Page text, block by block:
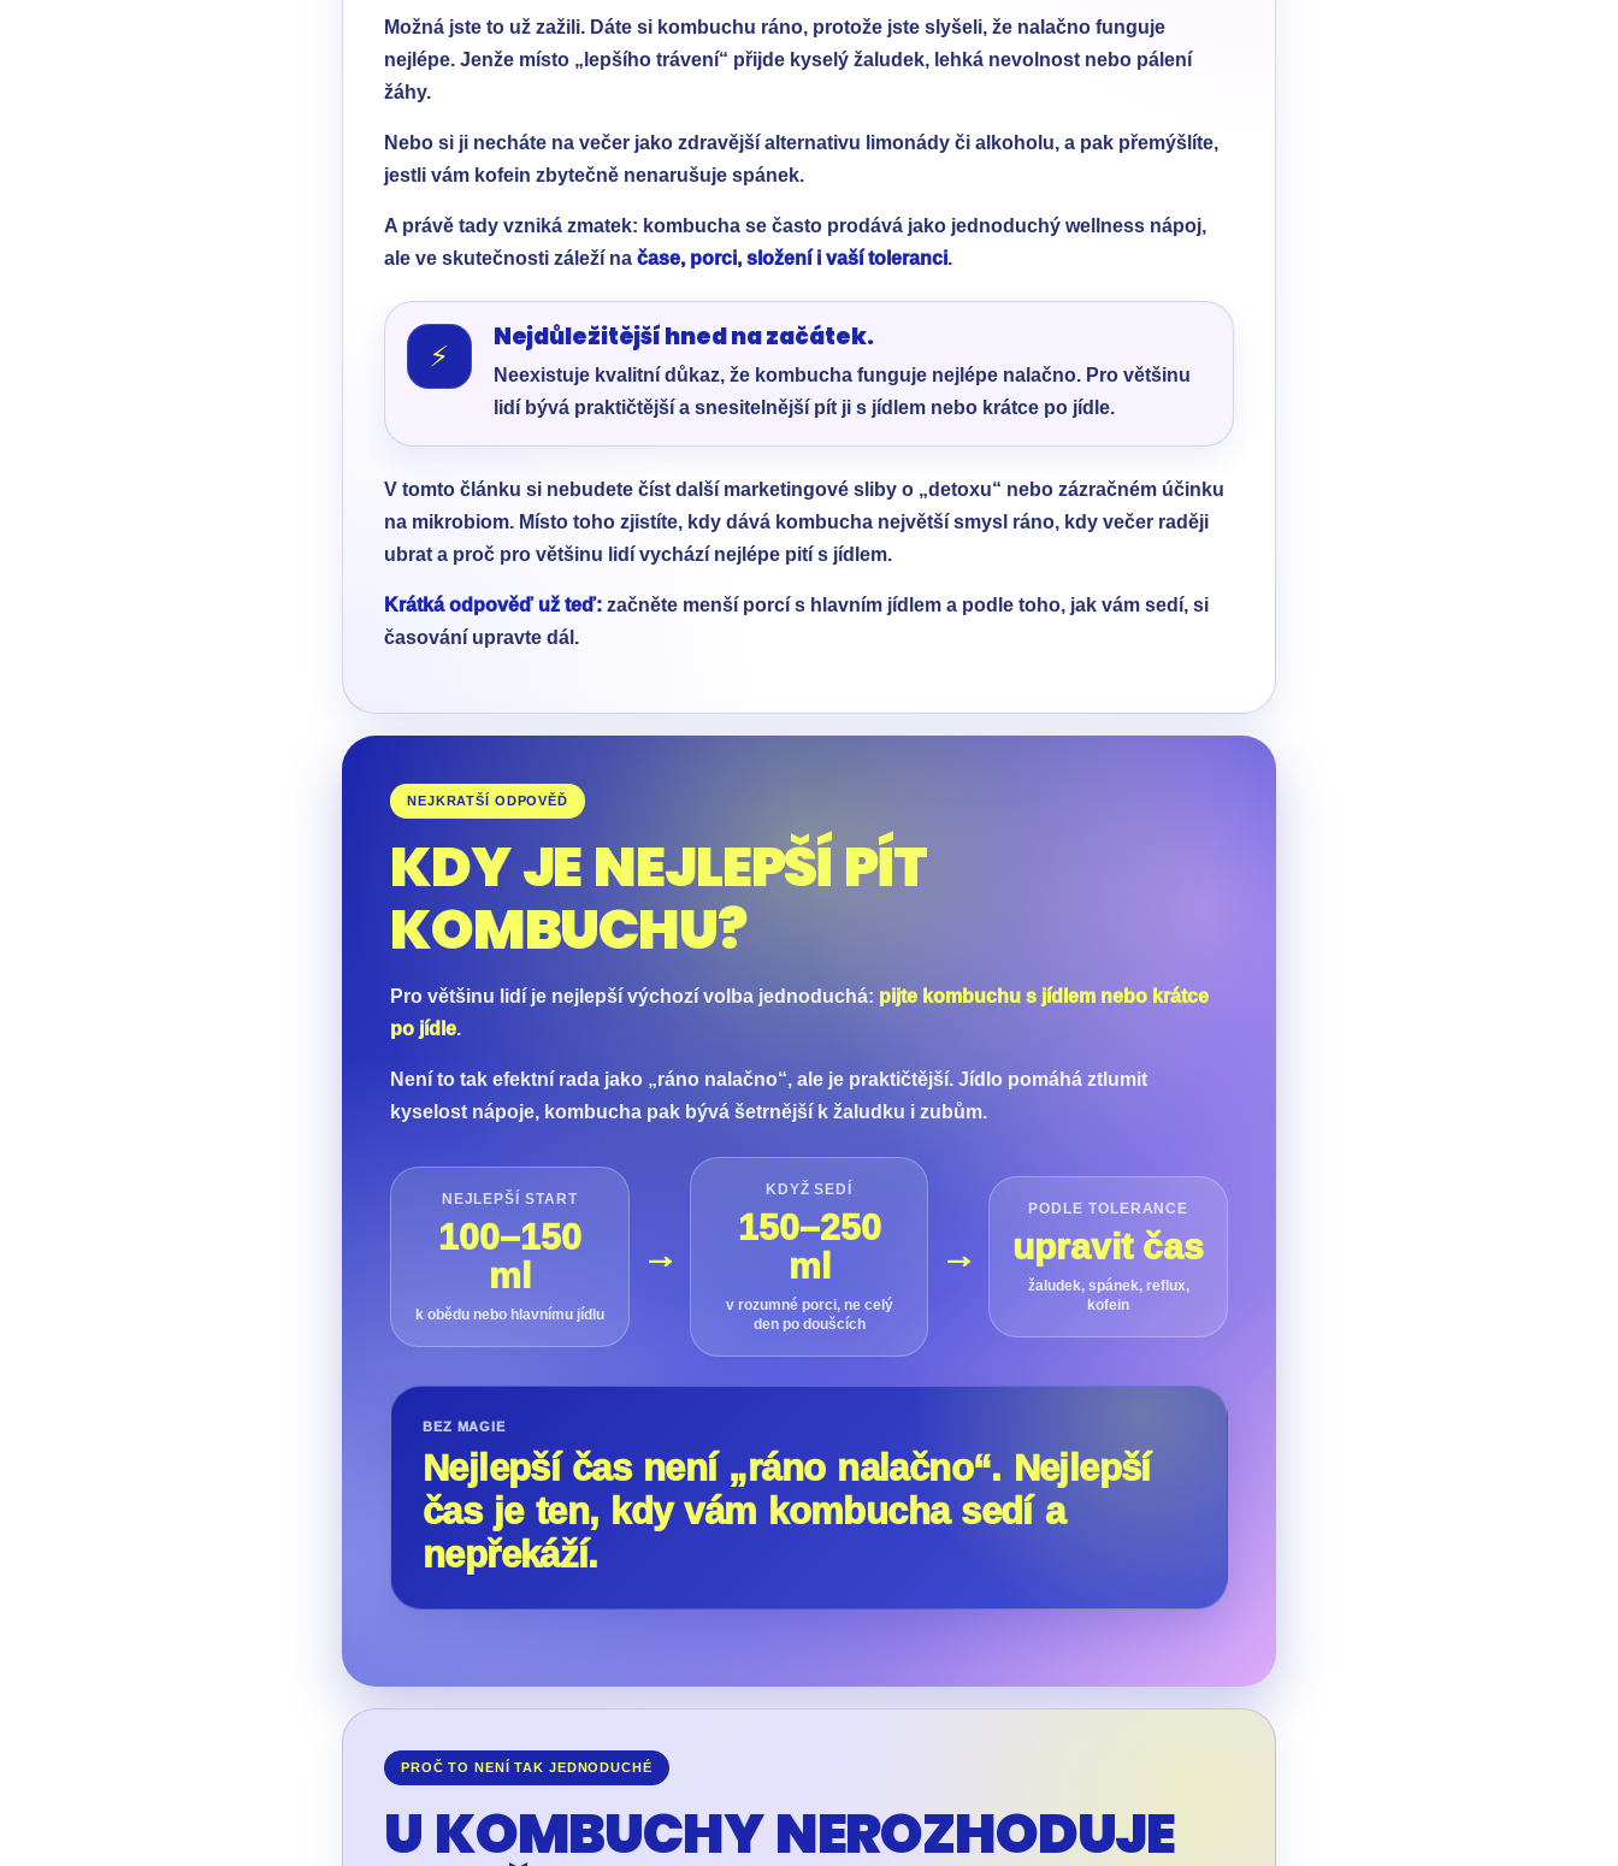
Možná jste to už zažili. Dáte si kombuchu ráno, protože jste slyšeli, že nalačno funguje
nejlépe. Jenže místo „lepšího trávení“ přijde kyselý žaludek, lehká nevolnost nebo pálení
žáhy.
Nebo si ji necháte na večer jako zdravější alternativu limonády či alkoholu, a pak přemýšlíte,
jestli vám kofein zbytečně nenarušuje spánek.
A právě tady vzniká zmatek: kombucha se často prodává jako jednoduchý wellness nápoj,
ale ve skutečnosti záleží na čase, porci, složení i vaší toleranci.
⚡
Nejdůležitější hned na začátek.
Neexistuje kvalitní důkaz, že kombucha funguje nejlépe nalačno. Pro většinu
lidí bývá praktičtější a snesitelnější pít ji s jídlem nebo krátce po jídle.
V tomto článku si nebudete číst další marketingové sliby o „detoxu“ nebo zázračném účinku
na mikrobiom. Místo toho zjistíte, kdy dává kombucha největší smysl ráno, kdy večer raději
ubrat a proč pro většinu lidí vychází nejlépe pití s jídlem.
Krátká odpověď už teď: začněte menší porcí s hlavním jídlem a podle toho, jak vám sedí, si
časování upravte dál.
NEJKRATŠÍ ODPOVĚĎ
KDY JE NEJLEPŠÍ PÍT
KOMBUCHU?
Pro většinu lidí je nejlepší výchozí volba jednoduchá: pijte kombuchu s jídlem nebo krátce
po jídle.
Není to tak efektní rada jako „ráno nalačno“, ale je praktičtější. Jídlo pomáhá ztlumit
kyselost nápoje, kombucha pak bývá šetrnější k žaludku i zubům.
NEJLEPŠÍ START
100–150
ml
k obědu nebo hlavnímu jídlu
→
KDYŽ SEDÍ
150–250
ml
v rozumné porci, ne celý
den po doušcích
→
PODLE TOLERANCE
upravit čas
žaludek, spánek, reflux,
kofein
BEZ MAGIE
Nejlepší čas není „ráno nalačno“. Nejlepší
čas je ten, kdy vám kombucha sedí a
nepřekáží.
PROČ TO NENÍ TAK JEDNODUCHÉ
U KOMBUCHY NEROZHODUJE